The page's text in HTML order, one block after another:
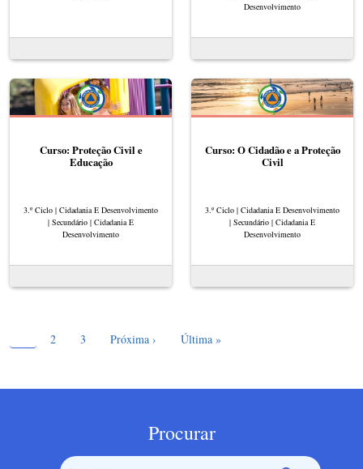
Desenvolvimento
Curso: Proteção Civil e
Educação
3.º Ciclo | Cidadania E Desenvolvimento
| Secundário | Cidadania E
Desenvolvimento
Curso: O Cidadão e a Proteção
Civil
3.º Ciclo | Cidadania E Desenvolvimento
| Secundário | Cidadania E
Desenvolvimento
Page
2 Page
3 Próxima página
Próxima › Última página
Última »
Procurar